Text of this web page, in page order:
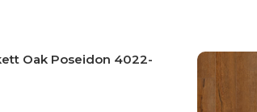
Oak Poseidon 4022-